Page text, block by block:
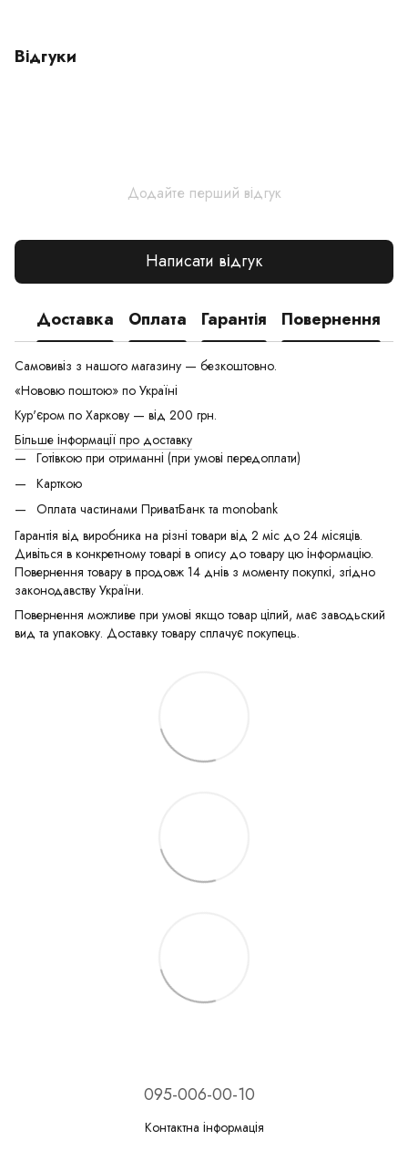
Відгуки
Додайте перший відгук
Написати відгук
Доставка Оплата Гарантія Повернення
Самовивіз з нашого магазину — безкоштовно.
«Нововю поштою» по Україні
Кур'єром по Харкову — від 200 грн.
Більше інформації про доставку
Готівкою при отриманні (при умові передоплати)
Карткою
Оплата частинами ПриватБанк та monobank
Гарантія від виробника на різні товари від 2 міс до 24 місяців.
Дивіться в конкретному товарі в опису до товару цю інформацію.
Повернення товару в продовж 14 днів з моменту покупкі, згідно
законодавству України.
Повернення можливе при умові якщо товар цілий, має заводьский
вид та упаковку. Доставку товару сплачує покупець.
095-006-00-10
Контактна інформація